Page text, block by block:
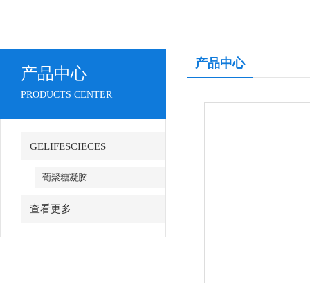
产品中心
PRODUCTS CENTER
GELIFESCIECES
葡聚糖凝胶
查看更多
产品中心